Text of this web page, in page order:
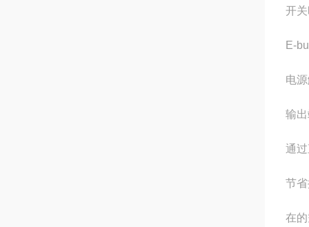
开
E-
电
输
通
节
在